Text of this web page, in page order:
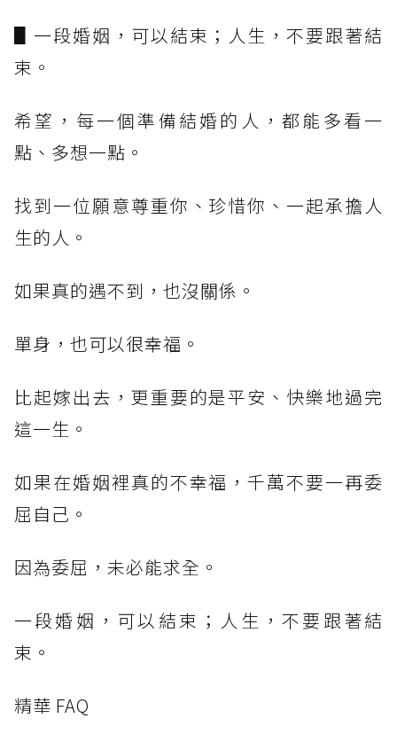
▋一段婚姻，可以結束；人生，不要跟著結
束。
希望，每一個準備結婚的人，都能多看一
點、多想一點。
找到一位願意尊重你、珍惜你、一起承擔人
生的人。
如果真的遇不到，也沒關係。
單身，也可以很幸福。
比起嫁出去，更重要的是平安、快樂地過完
這一生。
如果在婚姻裡真的不幸福，千萬不要一再委
屈自己。
因為委屈，未必能求全。
一段婚姻，可以結束；人生，不要跟著結
束。
精華 FAQ